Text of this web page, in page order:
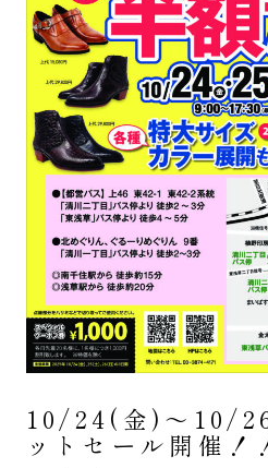
10/24(金)～10/
ットセール開催！